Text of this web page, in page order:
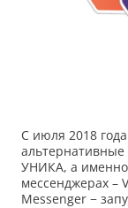
С июля 2018
УНИКА, а
мессенджерах –
Messenger −